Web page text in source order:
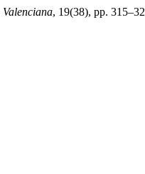
Valenciana, 19(38), pp.